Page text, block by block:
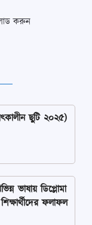
করুন
ছুটি ২০২৫)
ভাষায় ডিপ্লোমা
ফলাফল